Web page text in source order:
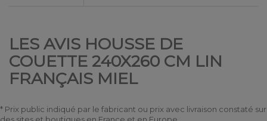
LES AVIS HOUSSE DE
COUETTE 240X260 CM LIN
FRANÇAIS MIEL
* Prix public indiqué par le fabricant ou prix avec livraison constaté sur